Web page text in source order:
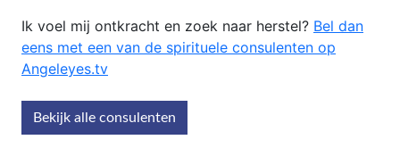
Ik voel mij ontkracht en zoek naar herstel? Bel dan
eens met een van de spirituele consulenten op
Angeleyes.tv
Bekijk alle consulenten